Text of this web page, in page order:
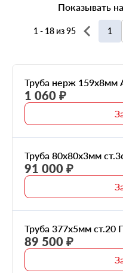
Показывать
1 - 18 из 95 1
Труба нерж 159х8мм
1 060 ₽
Труба 80х80х3мм
91 000 ₽
Труба 377х5мм ст.20
89 500 ₽